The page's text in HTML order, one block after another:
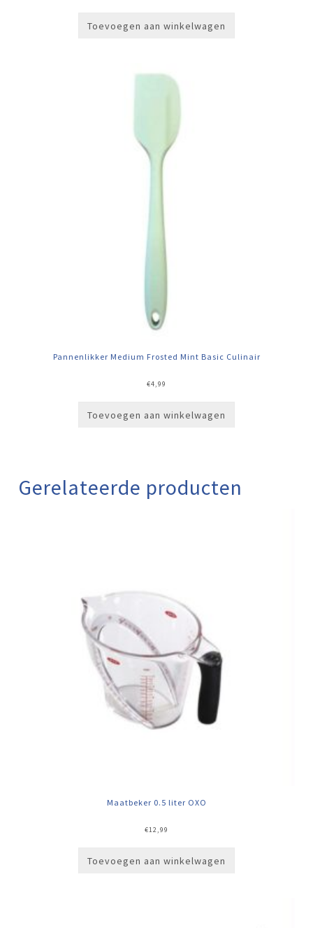
Toevoegen aan winkelwagen
Pannenlikker Medium Frosted Mint Basic Culinair
€4,99
Toevoegen aan winkelwagen
Gerelateerde producten
Maatbeker 0.5 liter OXO
€12,99
Toevoegen aan winkelwagen